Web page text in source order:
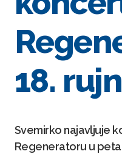
18.
Svemirko najavljuje
Regeneratoru u